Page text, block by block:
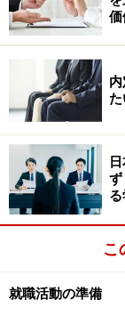
ないのかもしれ
会社選びに
中学生のときか
ナウンサー。見
松 では、就活
決めていく、と
価
こ
就職活動の準備